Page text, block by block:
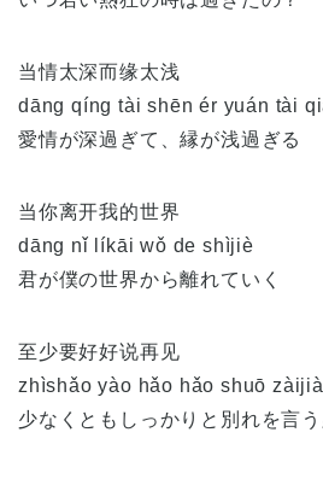
当情太深而缘太浅
dāng qíng tài shēn ér yuán tài
愛情が深過ぎて、縁が浅過ぎる
当你离开我的世界
dāng nǐ líkāi wǒ de shìjiè
君が僕の世界から離れていく
至少要好好说再见
zhìshǎo yào hǎo hǎo shuō
少なくともしっかりと別れを言